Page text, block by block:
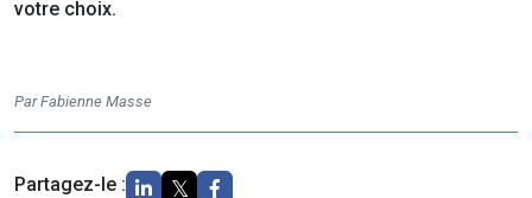
votre choix.
Par Fabienne Masse
Partagez-le :